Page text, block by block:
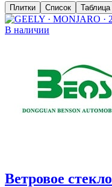
Плитки Список Таблица
В наличии
Ветровое стекло